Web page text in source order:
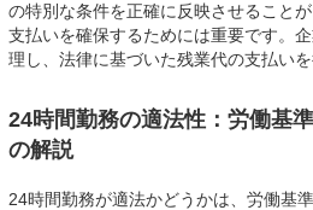
の特別な条件を正確に反映させること
支払いを確保するためには重要です。
理し、法律に基づいた残業代の支払い
24時間勤務の適法性：労働基
の解説
24時間勤務が適法かどうかは、労働基